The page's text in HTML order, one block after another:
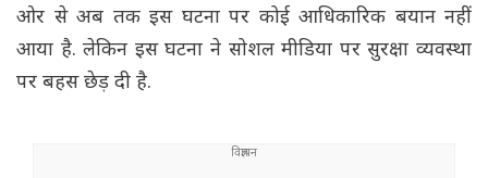
ओर से अब तक इस घटना पर कोई आधिकारिक बयान नहीं
आया है. लेकिन इस घटना ने सोशल मीडिया पर सुरक्षा व्यवस्था
पर बहस छेड़ दी है.